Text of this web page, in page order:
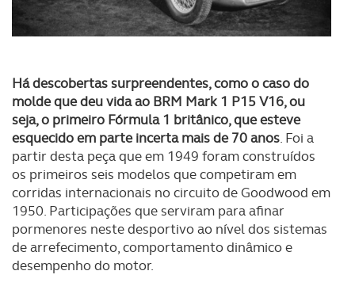
Há descobertas surpreendentes, como o caso do
molde que deu vida ao BRM Mark 1 P15 V16, ou
seja, o primeiro Fórmula 1 britânico, que esteve
esquecido em parte incerta mais de 70 anos. Foi a
partir desta peça que em 1949 foram construídos
os primeiros seis modelos que competiram em
corridas internacionais no circuito de Goodwood em
1950. Participações que serviram para afinar
pormenores neste desportivo ao nível dos sistemas
de arrefecimento, comportamento dinâmico e
desempenho do motor.